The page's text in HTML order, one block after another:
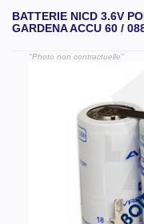
BATTERIE NICD 3.6V
GARDENA ACCU 60 /
"Photo non contractuelle"